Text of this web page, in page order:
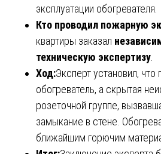
эксплуатации обогревателя.
Кто проводил пожарную
квартиры заказал
техническую экспертизу
Ход:Эксперт установил, что
обогреватель, а скрытая
розеточной группе,
замыкание в стене.
ближайшим горючим